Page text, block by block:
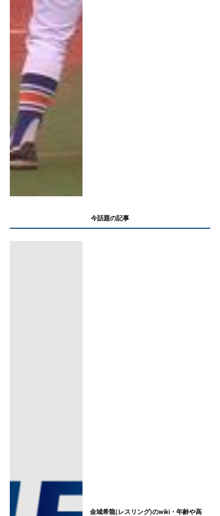
今話題の記事
金城希龍(レスリング)のwiki・年齢や高